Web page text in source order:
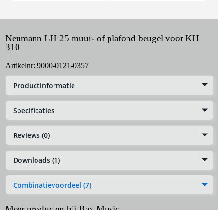
Neumann LH 25 muur- of plafond beugel voor KH
310
Artikelnr: 9000-0121-0357
Productinformatie
Specificaties
Reviews (0)
Downloads (1)
Combinatievoordeel (7)